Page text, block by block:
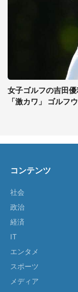
女子ゴルフの吉田
「激カワ」 ゴルフ
コンテンツ
社会
政治
経済
IT
エンタメ
スポーツ
メディア